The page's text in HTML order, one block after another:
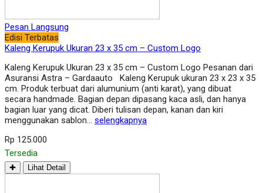
Pesan Langsung
Edisi Terbatas
Kaleng Kerupuk Ukuran 23 x 35 cm – Custom Logo
Kaleng Kerupuk Ukuran 23 x 35 cm – Custom Logo Pesanan dari
Asuransi Astra – Gardaauto Kaleng Kerupuk ukuran 23 x 23 x 35
cm. Produk terbuat dari alumunium (anti karat), yang dibuat
secara handmade. Bagian depan dipasang kaca asli, dan hanya
bagian luar yang dicat. Diberi tulisan depan, kanan dan kiri
menggunakan sablon… selengkapnya
Rp 125.000
Tersedia
✚ Lihat Detail